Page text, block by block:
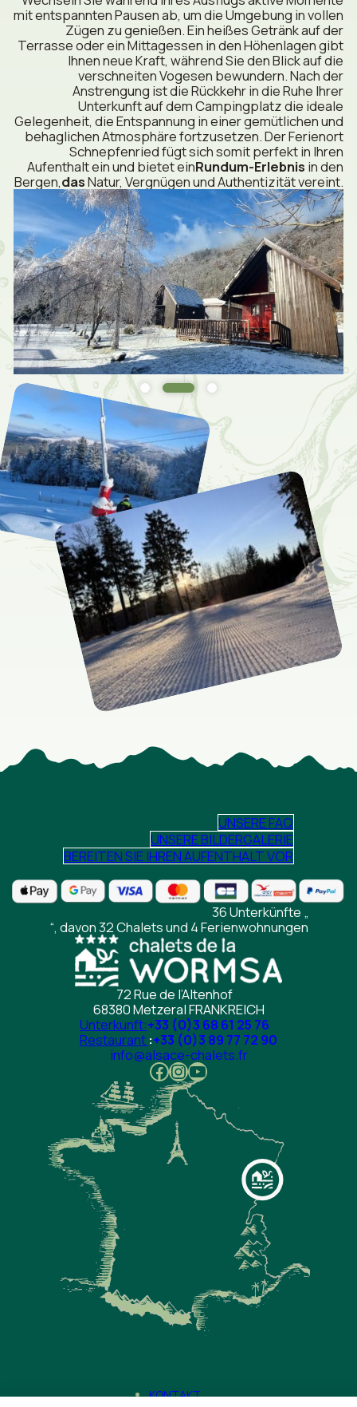
mit entspannten Pausen ab, um die Umgebung in vollen
Zügen zu genießen. Ein heißes Getränk auf der
Terrasse oder ein Mittagessen in den Höhenlagen gibt
Ihnen neue Kraft, während Sie den Blick auf die
verschneiten Vogesen bewundern. Nach der
Anstrengung ist die Rückkehr in die Ruhe Ihrer
Unterkunft auf dem Campingplatz die ideale
Gelegenheit, die Entspannung in einer gemütlichen und
behaglichen Atmosphäre fortzusetzen. Der Ferienort
Schnepfenried fügt sich somit perfekt in Ihren
Aufenthalt ein und bietet einRundum-Erlebnis in den
Bergen,dasNatur, Vergnügen und Authentizität vereint.
UNSERE FAQ
UNSERE BILDERGALERIE
BEREITEN SIE IHREN AUFENTHALT VOR
36 Unterkünfte „
“, davon 32 Chalets und 4 Ferienwohnungen
72 Rue de l’Altenhof
68380 Metzeral FRANKREICH
Unterkunft:+33 (0)3 68 61 25 76
Restaurant :+33 (0)3 89 77 72 90
info@alsace-chalets.fr
Facebook InstagramYouTube
KONTAKT